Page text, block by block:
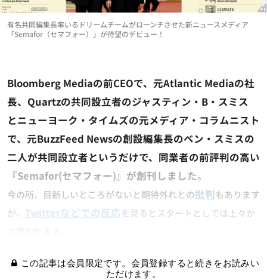
有名共同編集長率いるドリームチームがローンチさせた新ニュースメディア
「Semafor（セマフォー）」が待望のデビュー！
Bloomberg Mediaの前CEOで、元Atlantic Mediaの社
長、Quartzの共同設立者のジャスティン・B・スミス
とニューヨーク・タイムズの元メディア・コラムニスト
で、元BuzzFeed Newsの創設編集長のベン・スミスの
二人が共同設立者というだけで、同業者の前評判の高い
『Semafor(セマフォー)』が創刊しました。
今の所、目新しいところがないと期待外れとの批判もあります
が、 Twitterなどでの反応を見るとスタートとしては上々か
この記事は会員限定です。会員登録すると続きをお読みい
ただけます。